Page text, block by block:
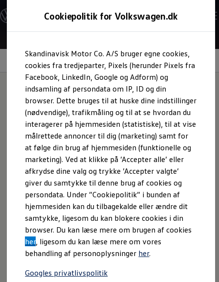
Cookiepolitik for Volkswagen.dk
Skandinavisk Motor Co. A/S bruger egne cookies,
cookies fra tredjeparter, Pixels (herunder Pixels fra
Facebook, LinkedIn, Google og Adform) og
indsamling af persondata om IP, ID og din
browser. Dette bruges til at huske dine indstillinger
(nødvendige), trafikmåling og til at se hvordan du
interagerer på hjemmesiden (statistiske), til at vise
målrettede annoncer til dig (marketing) samt for
at følge din brug af hjemmesiden (funktionelle og
marketing). Ved at klikke på ’Accepter alle’ eller
afkrydse dine valg og trykke ’Accepter valgte’
giver du samtykke til denne brug af cookies og
persondata. Under ”Cookiepolitik” i bunden af
hjemmesiden kan du tilbagekalde eller ændre dit
samtykke, ligesom du kan blokere cookies i din
browser. Du kan læse mere om brugen af cookies
her, ligesom du kan læse mere om vores
behandling af personoplysninger her.
Googles privatlivspolitik
hovedindhold
footer
Modeller og konfigurator
Byg din Volkswagen
Alle modeller
Kend din Volkswagen
Erhvervsbiler
Værktøjskassen
ConnectedFleet
Service
California on Tour app
Elektriske biler
Elbiler
ID. Polo
ID. Cross
ID.3 Neo
ID.4
ID.5
ID.7
ID.7 Tourer
ID. Buzz
Konceptbiler
ID. EVERY1
ID. 2all & ID. GTI
Varebiler på el
Elektromobilitet i dagligdagen
Eldrevne modeller
ID. Buzz Cargo
Opladning og Rækkevidde
Opladning med Clever
Opladning med Clever - Erhvervsbiler
Volkswagen App
Din digitale makker
Volkswagen‑appen giver dig et hurtigt overblik over en
række vigtige funktioner og services, og gør det hele
nemmere for dig. Download den nu.
Det er også gennem Volkswagen -appen at du kan styre VW
Connect tjenesterne - såsom klimastyring og planlægning
af opladning.
Imprint Juridisk information Samtykke
Cookiepolitik
Handelsbetingelser